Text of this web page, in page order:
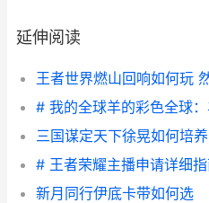
延伸阅读
王者世界燃山回响如何玩
# 我的全球羊的彩色全球
三国谋定天下徐晃如何培
# 王者荣耀主播申请详细
新月同行伊底卡带如何选